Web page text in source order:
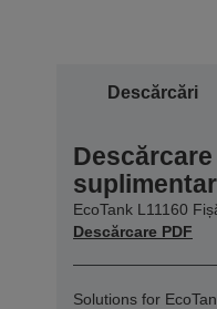
Descărcări
EcoTank L11160
Descărcare PDF
Solutions for